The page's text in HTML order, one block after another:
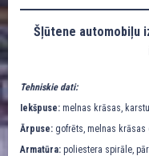
Šļūtene automobiļu
Tehniskie dati:
Iekšpuse: melnas krāsas,
Ārpuse: gofrēts, melnas krāsas
Armatūra: poliestera spirāle,